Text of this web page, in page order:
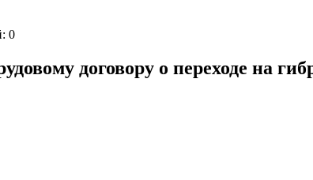
0
договору о переходе на